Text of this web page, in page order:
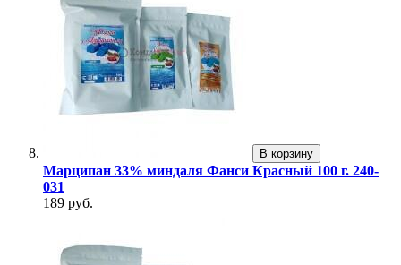
В корзину
Марципан 33% миндаля Фанси Красный 100 г. 240-
031
189 руб.